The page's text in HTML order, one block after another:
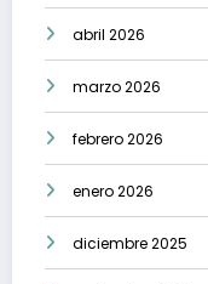
abril 2026
marzo 2026
febrero 2026
enero 2026
diciembre 2025